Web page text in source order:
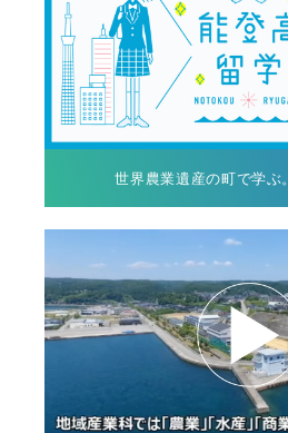
世界農業遺産の町で学ぶ